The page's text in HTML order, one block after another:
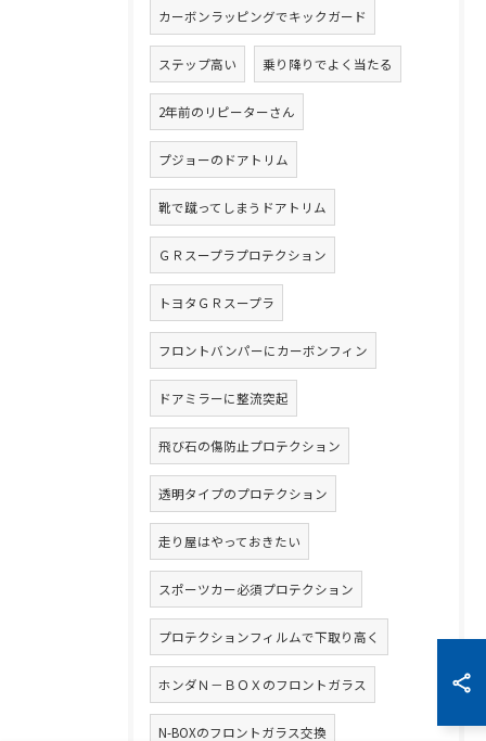
カーボンラッピングでキックガード
ステップ高い 乗り降りでよく当たる
2年前のリピーターさん
プジョーのドアトリム
靴で蹴ってしまうドアトリム
ＧＲスープラプロテクション
トヨタＧＲスープラ
フロントバンパーにカーボンフィン
ドアミラーに整流突起
飛び石の傷防止プロテクション
透明タイプのプロテクション
走り屋はやっておきたい
スポーツカー必須プロテクション
プロテクションフィルムで下取り高く
ホンダＮ－ＢＯＸのフロントガラス
N-BOXのフロントガラス交換